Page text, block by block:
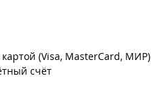
картой (Visa, MasterCard, МИР)
счёт